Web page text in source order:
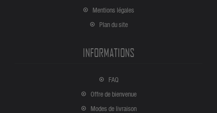
Mentions légales
Plan du site
INFORMATIONS
FAQ
Offre de bienvenue
Modes de livraison